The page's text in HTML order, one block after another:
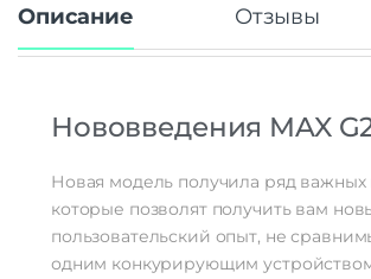
Описание Отзывы
Нововведения MAX
Новая модель получила ряд
которые позволят получить вам
пользовательский опыт, не
одним конкурирующим